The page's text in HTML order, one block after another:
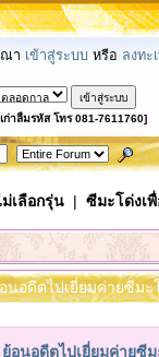
า เข้าสู่ระบบ หรือ ลงทะ
ก่าลืมรหัส โทร 081-7611760]
เลือกรุ่น| ซีมะโด่งเ
นอดีตไปเยี่ยมค่ายซีม
อนอดีตไปเยี่ยมค่ายซี